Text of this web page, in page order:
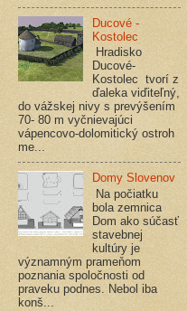
Ducové -
Kostolec
Hradisko
Ducové-
Kostolec tvorí z
ďaleka viďiteľný,
do vážskej nivy s prevýšením
70- 80 m vyčnievajúci
vápencovo-dolomitický ostroh
me...
Domy Slovenov
Na počiatku
bola zemnica
Dom ako súčasť
stavebnej
kultúry je
významným prameňom
poznania spoločnosti od
praveku podnes. Nebol iba
konš...